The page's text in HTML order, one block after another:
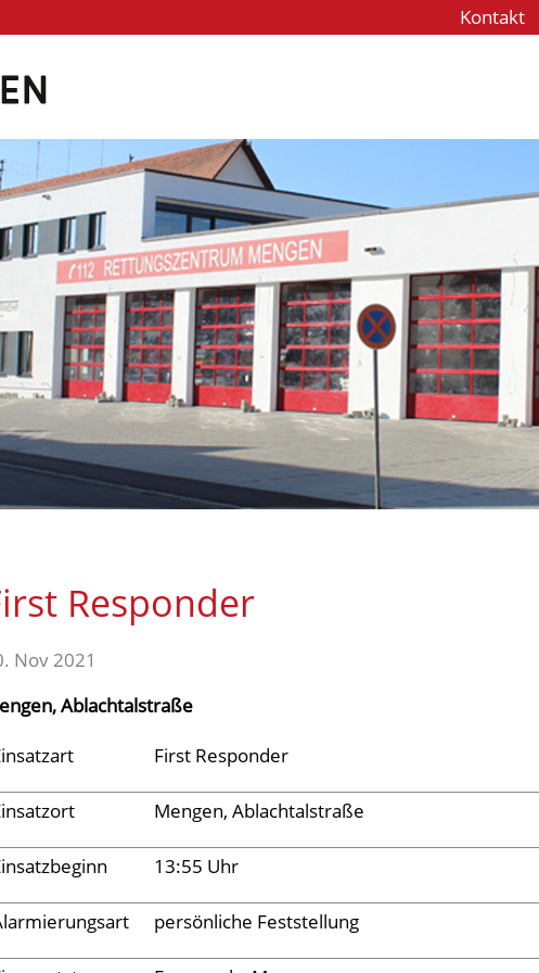
Kontakt
Responder
Nov 2021
Ablachtalstraße
First Responder
Mengen, Ablachtalstraße
13:55 Uhr
persönliche Feststellung